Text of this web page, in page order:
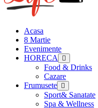
Acasa
8 Martie
Evenimente
HORECA
Food & Drinks
Cazare
Frumusete
Sport& Sanatate
Spa & Wellness